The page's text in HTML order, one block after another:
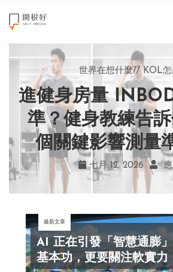
來點正能量
世界在想什麼
創造美好生活
小孩不是噩夢
職場商業經濟
影片專區
關於我們
世界在想什麼//地球村發
AI 複製吉卜力畫
宮崎駿用七年證
作仍無可
七月 19, 2026 菲利浦
來點正能量//與自己
別讓過去的榮耀
學會捨棄獎盃，
真實幸福
七月 17, 2026 亞瑟．
來點正能量//女力至
改變不用驚天動
家的星期六》看
勇敢跨出第
七月 22, 2026 不
世界在想什麼//KOL怎
進健身房量
準？健身教練告
個關鍵影響測量
七月 12, 2026 應
AI 正在引發「智慧通膨」！
基本功，更要關注軟實力！
最新文章